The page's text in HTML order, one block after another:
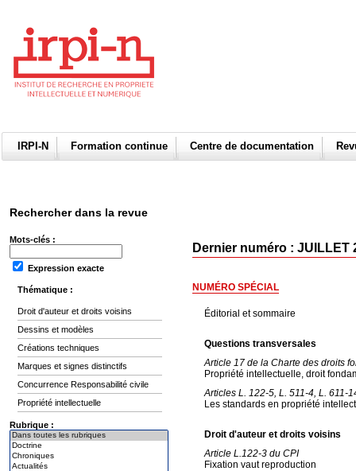
IRPI-N Formation continue Centre de documentation
Rechercher dans la revue
Mots-clés :
Expression exacte
Thématique :
Droit d'auteur et droits voisins
Dessins et modèles
Créations techniques
Marques et signes distinctifs
Concurrence Responsabilité civile
Propriété intellectuelle
Rubrique :
Dernier numéro : JUILLET
NUMÉRO SPÉCIAL
Éditorial et sommaire
Questions transversales
Article 17 de la Charte des droits
Propriété intellectuelle, droit
Articles L. 122-5, L. 511-4, L. 611-
Les standards en propriété
Droit d'auteur et droits voisins
Article L.122-3 du CPI
Fixation vaut reproduction